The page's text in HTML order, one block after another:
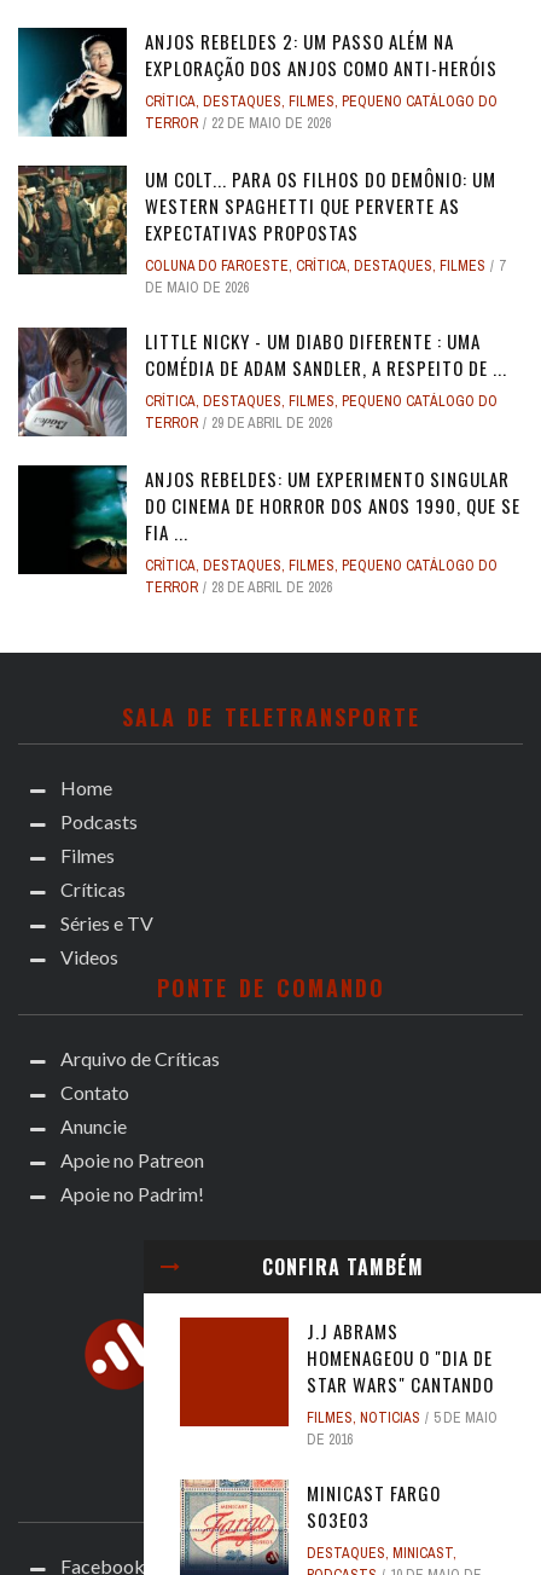
CONFIRA TAMBÉM
J.J ABRAMS
HOMENAGEOU O "DIA DE
STAR WARS" CANTANDO
FILMES, NOTICIAS
5 DE MAIO
DE 2016
MINICAST FARGO
S03E03
DESTAQUES, MINICAST,
ANJOS REBELDES 2: UM PASSO ALÉM NA
EXPLORAÇÃO DOS ANJOS COMO ANTI-HERÓIS
CRÍTICA, DESTAQUES, FILMES, PEQUENO CATÁLOGO DO
TERROR
22 DE MAIO DE 2026
UM COLT... PARA OS FILHOS DO DEMÔNIO: UM
WESTERN SPAGHETTI QUE PERVERTE AS
EXPECTATIVAS PROPOSTAS
COLUNA DO FAROESTE, CRÍTICA, DESTAQUES, FILMES
7
DE MAIO DE 2026
LITTLE NICKY - UM DIABO DIFERENTE : UMA
COMÉDIA DE ADAM SANDLER, A RESPEITO DE ...
CRÍTICA, DESTAQUES, FILMES, PEQUENO CATÁLOGO DO
TERROR
29 DE ABRIL DE 2026
ANJOS REBELDES: UM EXPERIMENTO SINGULAR
DO CINEMA DE HORROR DOS ANOS 1990, QUE SE
FIA ...
CRÍTICA, DESTAQUES, FILMES, PEQUENO CATÁLOGO DO
TERROR
28 DE ABRIL DE 2026
SALA DE TELETRANSPORTE
Home
Podcasts
Filmes
Críticas
Séries e TV
Videos
PONTE DE COMANDO
Arquivo de Críticas
Contato
Anuncie
Apoie no Patreon
Apoie no Padrim!
ACOMPANHE
Facebook